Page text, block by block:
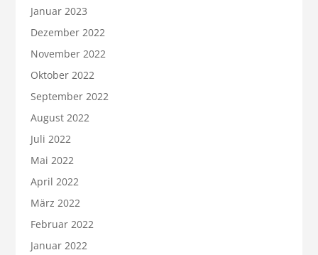
Januar 2023
Dezember 2022
November 2022
Oktober 2022
September 2022
August 2022
Juli 2022
Mai 2022
April 2022
März 2022
Februar 2022
Januar 2022